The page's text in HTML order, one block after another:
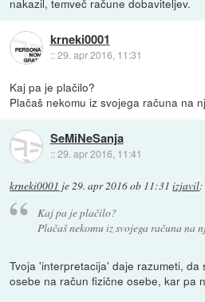
krneki0001
::29. apr 2016, 11:31
Kaj pa je plačilo?
Plačaš nekomu iz svojega računa na
SeMiNeSanja
::29. apr 2016, 11:41
krneki0001 je29. apr 2016 ob 11:31 izjavil:
Kaj pa je plačilo?
Plačaš nekomu iz svojega računa na
Tvoja 'interpretacija' daje razumeti,
osebe na račun fizične osebe, kar pa